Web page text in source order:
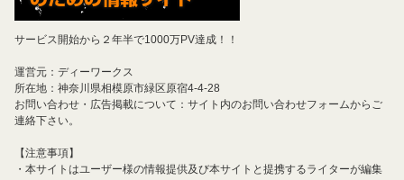
サービス開始から２年半で1000万PV達成！！
運営元：ディーワークス
所在地：神奈川県相模原市緑区原宿4-4-28
お問い合わせ・広告掲載について：サイト内のお問い合わせフォームからご
連絡下さい。
【注意事項】
・本サイトはユーザー様の情報提供及び本サイトと提携するライターが編集